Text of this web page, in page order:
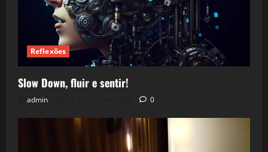
Reflexões
Slow Down, fluir e sentir!
admin 0